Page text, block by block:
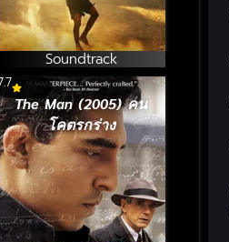
Soundtrack
The Man (2005) คน
โคตรกร่าง